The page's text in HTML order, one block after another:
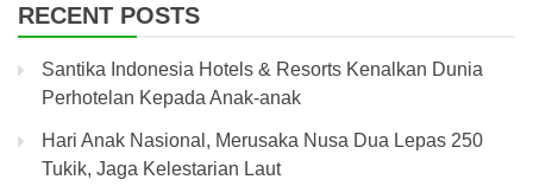
RECENT POSTS
Santika Indonesia Hotels & Resorts Kenalkan Dunia
Perhotelan Kepada Anak-anak
Hari Anak Nasional, Merusaka Nusa Dua Lepas 250
Tukik, Jaga Kelestarian Laut